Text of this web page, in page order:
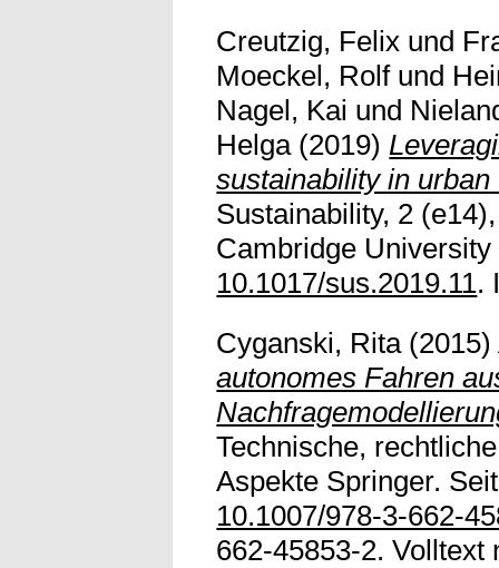
Creutzig, Felix und
Moeckel, Rolfund
Nagel, Kai und
Helga(2019)
sustainability in
Sustainability, 2
Cambridge
10.1017/sus.2019.11.
Cyganski, Rita(2015)
autonomes Fahren
Technische,
Aspekte Springer.
10.1007/978-3-662-
662-45853-2. Volltext